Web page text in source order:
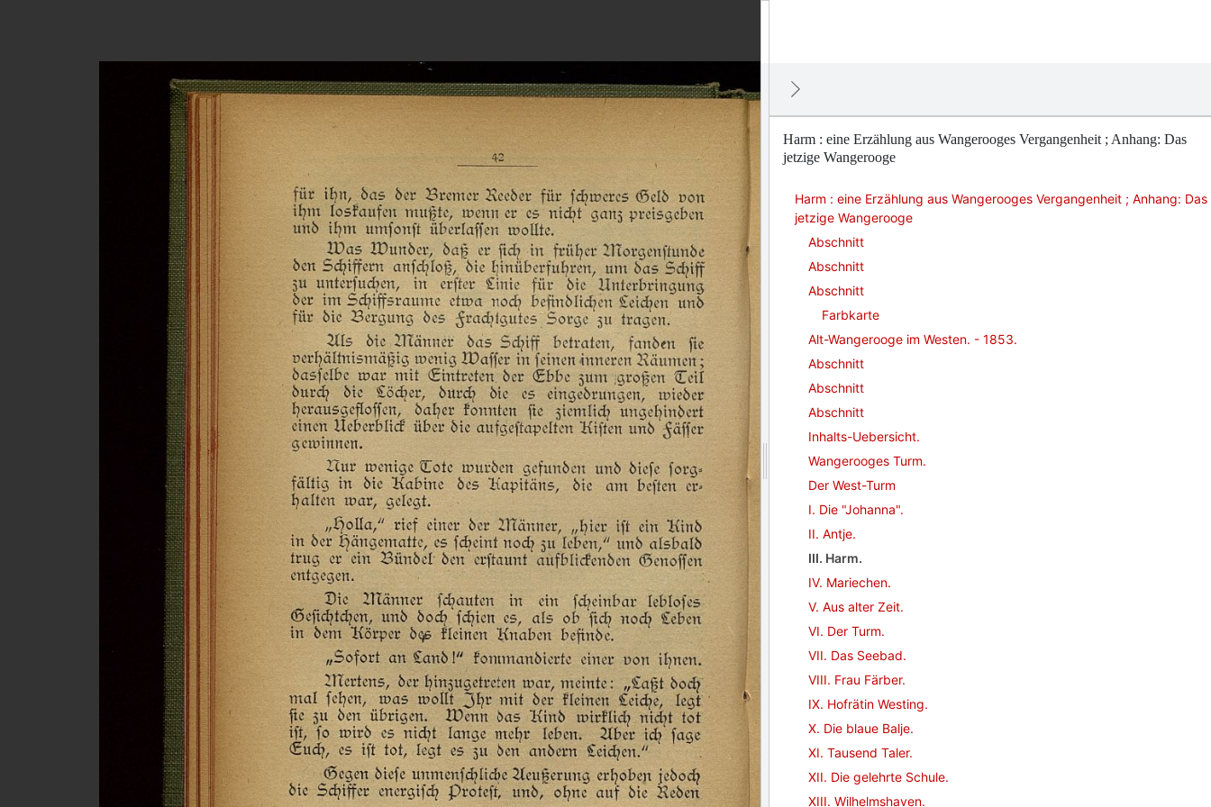
Harm : eine Erzählung aus Wangerooges Vergangenheit ; Anhang: Das
jetzige Wangerooge
Harm : eine Erzählung aus Wangerooges Vergangenheit ; Anhang: Das
jetzige Wangerooge
Abschnitt
Abschnitt
Abschnitt
Farbkarte
Alt-Wangerooge im Westen. - 1853.
Abschnitt
Abschnitt
Abschnitt
Inhalts-Uebersicht.
Wangerooges Turm.
Der West-Turm
I. Die "Johanna".
II. Antje.
III. Harm.
IV. Mariechen.
V. Aus alter Zeit.
VI. Der Turm.
VII. Das Seebad.
VIII. Frau Färber.
IX. Hofrätin Westing.
X. Die blaue Balje.
XI. Tausend Taler.
XII. Die gelehrte Schule.
XIII. Wilhelmshaven.